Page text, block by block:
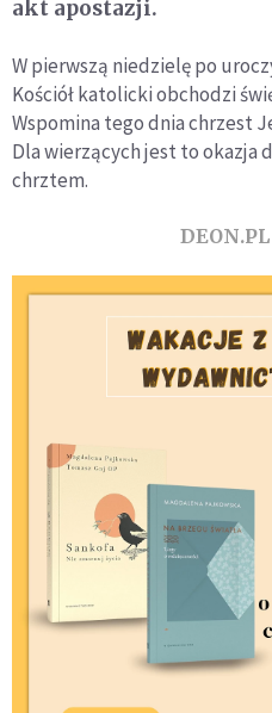
akt apostazji.
W pierwszą niedzielę po
Kościół katolicki obchodzi
Wspomina tego dnia chrzest
Dla wierzących jest to okazja
chrztem.